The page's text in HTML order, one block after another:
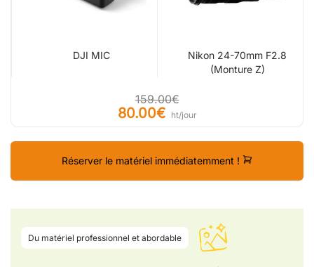
DJI MIC
Nikon 24-70mm F2.8
(Monture Z)
159.00€
80.00€ ht/jour
Réserver le matériel immédiatemment !
Du matériel professionnel et abordable